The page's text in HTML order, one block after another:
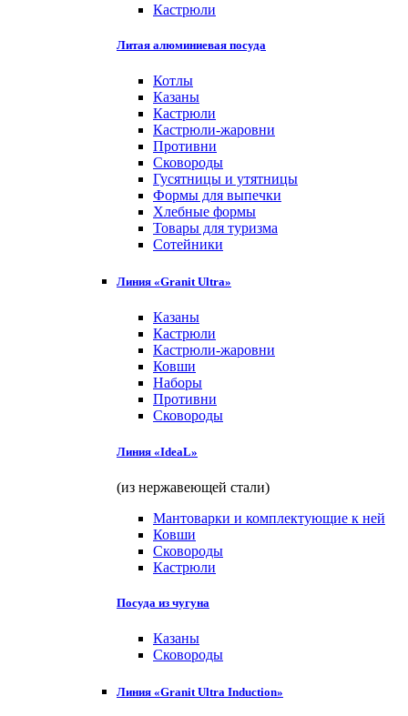
Кастрюли
Литая алюминиевая посуда
Котлы
Казаны
Кастрюли
Кастрюли-жаровни
Противни
Сковороды
Гусятницы и утятницы
Формы для выпечки
Хлебные формы
Товары для туризма
Сотейники
Линия «Granit Ultra»
Казаны
Кастрюли
Кастрюли-жаровни
Ковши
Наборы
Противни
Сковороды
Линия «IdeaL»
(из нержавеющей стали)
Мантоварки и комплектующие к ней
Ковши
Сковороды
Кастрюли
Посуда из чугуна
Казаны
Сковороды
Линия «Granit Ultra Induction»